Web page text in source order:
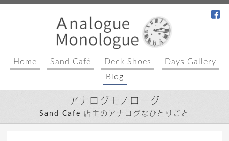
Home Sand Café Deck Shoes
Days Gallery
Blog
アナログモノローグ
Sand Cafe 店主のアナログなひとりごと